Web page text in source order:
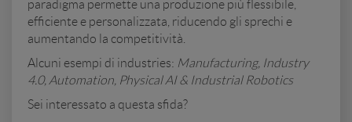
paradigma permette una produzione più flessibile,
efficiente e personalizzata, riducendo gli sprechi e
aumentando la competitività.
Alcuni esempi di industries: Manufacturing, Industry
4.0, Automation, Physical AI & Industrial Robotics
Sei interessato a questa sfida?